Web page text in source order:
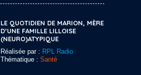
LE QUOTIDIEN DE MARION, MÈRE
D’UNE FAMILLE LILLOISE
(NEURO)ATYPIQUE
Réalisée par : RPL Radio
Thématique : Santé